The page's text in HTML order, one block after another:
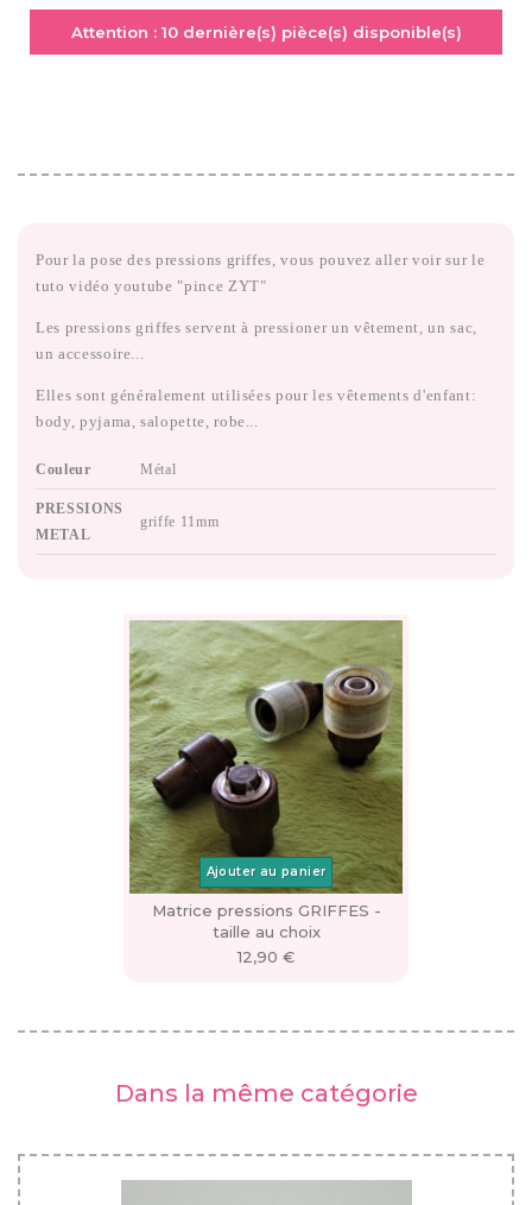
Attention : 10dernière(s) pièce(s) disponible(s)
Pour la pose des pressions griffes, vous pouvez aller voir sur le
tuto vidéo youtube "pince ZYT"
Les pressions griffes servent à pressioner un vêtement, un sac,
un accessoire...
Elles sont généralement utilisées pour les vêtements d'enfant:
body, pyjama, salopette, robe...
Couleur Métal
PRESSIONS
METAL
griffe 11mm
Ajouter au panier
Matrice pressions GRIFFES -
taille au choix
12,90 €
Dans la même catégorie